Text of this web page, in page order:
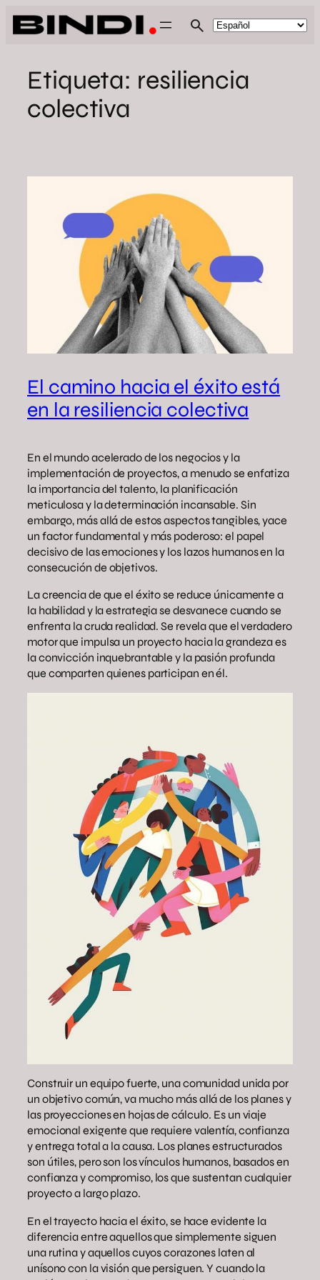
Saltar
al
Etiqueta: resiliencia
colectiva
El camino hacia el éxito está
en la resiliencia colectiva
En el mundo acelerado de los negocios y la
implementación de proyectos, a menudo se enfatiza
la importancia del talento, la planificación
meticulosa y la determinación incansable. Sin
embargo, más allá de estos aspectos tangibles, yace
un factor fundamental y más poderoso: el papel
decisivo de las emociones y los lazos humanos en la
consecución de objetivos.
La creencia de que el éxito se reduce únicamente a
la habilidad y la estrategia se desvanece cuando se
enfrenta la cruda realidad. Se revela que el verdadero
motor que impulsa un proyecto hacia la grandeza es
la convicción inquebrantable y la pasión profunda
que comparten quienes participan en él.
Construir un equipo fuerte, una comunidad unida por
un objetivo común, va mucho más allá de los planes y
las proyecciones en hojas de cálculo. Es un viaje
emocional exigente que requiere valentía, confianza
y entrega total a la causa. Los planes estructurados
son útiles, pero son los vínculos humanos, basados en
confianza y compromiso, los que sustentan cualquier
proyecto a largo plazo.
En el trayecto hacia el éxito, se hace evidente la
diferencia entre aquellos que simplemente siguen
una rutina y aquellos cuyos corazones laten al
unísono con la visión que persiguen. Y cuando la